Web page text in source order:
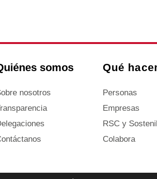
somos
nosotros
Qué
Personas
Empresas
RSC y
Colabora